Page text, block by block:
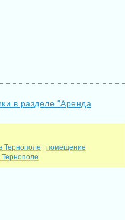
в разделе "Аренда
Тернополе
помещение
Тернополе